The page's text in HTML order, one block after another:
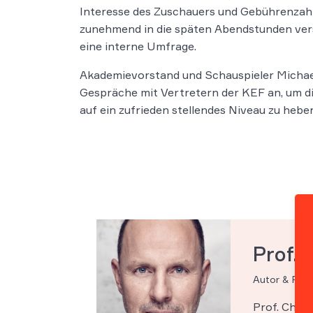
Interesse des Zuschauers und
zunehmend in die späten Abendstunden
eine interne Umfrage.
Akademievorstand und Schauspieler
Gespräche mit Vertretern der KEF an, um
auf ein zufrieden stellendes Niveau zu
Prof.
Autor &
Prof.